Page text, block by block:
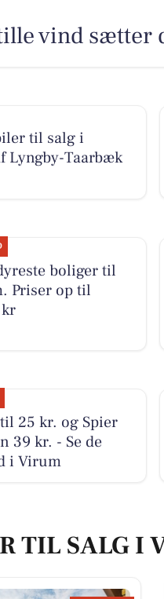
vind sætter
til salg i
Lyngby-Taarbæk
boliger til
Priser op til
25 kr. og Spier
39 kr. - Se de
i Virum
TIL SALG I